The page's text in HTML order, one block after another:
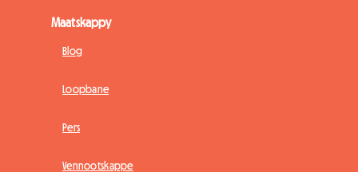
Maatskappy
Blog
Loopbane
Pers
Vennootskappe